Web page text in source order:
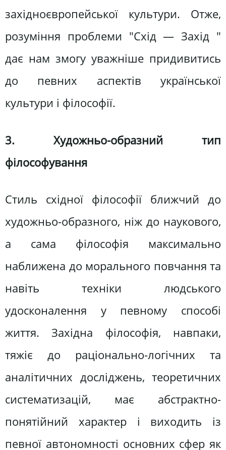
західноєвропейської культури. Отже,
розуміння проблеми "Схід — Захід "
дає нам змогу уважніше придивитись
до певних аспектів української
культури і філософії.
3. Художньо-образний тип
філософування
Стиль східної філософії ближчий до
художньо-образного, ніж до наукового,
а сама філософія максимально
наближена до морального повчання та
навіть техніки людського
удосконалення у певному способі
життя. Західна філософія, навпаки,
тяжіє до раціонально-логічних та
аналітичних досліджень, теоретичних
систематизацій, має абстрактно-
понятійний характер і виходить із
певної автономності основних сфер як